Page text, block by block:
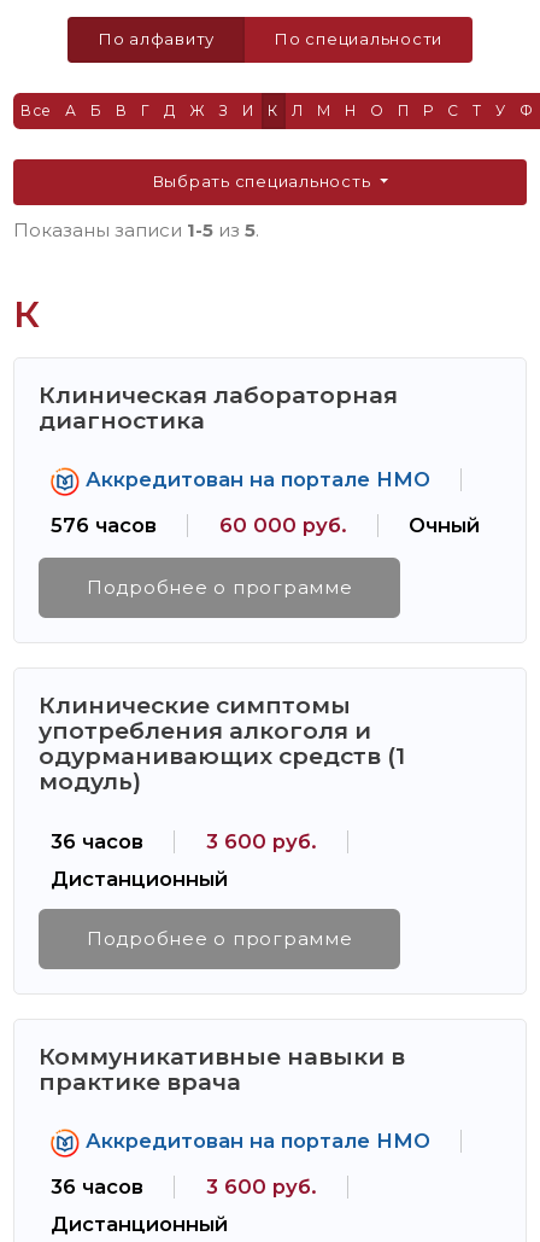
По алфавиту По специальности
Все А Б В Г Д Ж З И К Л М Н О П Р С Т У Ф
Выбрать специальность
Показаны записи 1-5 из5.
К
Клиническая лабораторная
диагностика
Аккредитован на портале НМО
576 часов
60 000 руб. Очный
Подробнее о программе
Клинические симптомы
употребления алкоголя и
одурманивающих средств (1
модуль)
36 часов
3 600 руб.
Дистанционный
Подробнее о программе
Коммуникативные навыки в
практике врача
Аккредитован на портале НМО
36 часов
3 600 руб.
Дистанционный